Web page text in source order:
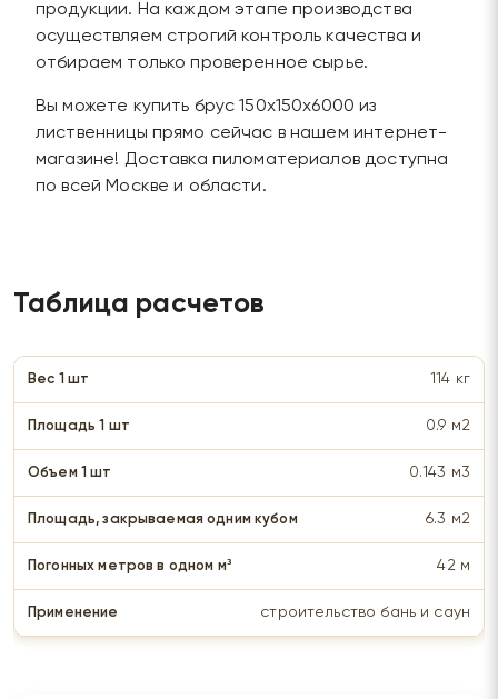
продукции. На каждом этапе производства
осуществляем строгий контроль качества и
отбираем только проверенное сырье.
Вы можете купить брус 150х150х6000 из
лиственницы прямо сейчас в нашем интернет-
магазине! Доставка пиломатериалов доступна
по всей Москве и области.
Таблица расчетов
114 кг
0.9 м2
0.143 м3
6.3 м2
42 м
строительство бань и саун